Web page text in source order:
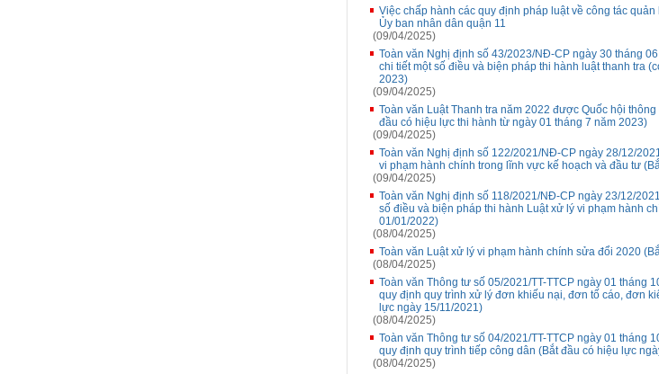
Việc chấp hành các quy định pháp luật về công tác
Ủy ban nhân dân quận 11
(09/04/2025)
Toàn văn Nghị định số 43/2023/NĐ-CP ngày 30 tháng
chi tiết một số điều và biện pháp thi hành luật thanh tra
2023)
(09/04/2025)
Toàn văn Luật Thanh tra năm 2022 được Quốc hội
đầu có hiệu lực thi hành từ ngày 01 tháng 7 năm 2023)
(09/04/2025)
Toàn văn Nghị định số 122/2021/NĐ-CP ngày 28/12/
vi phạm hành chính trong lĩnh vực kế hoạch và đầu tư
(09/04/2025)
Toàn văn Nghị định số 118/2021/NĐ-CP ngày 23/12/
số điều và biện pháp thi hành Luật xử lý vi phạm hành
01/01/2022)
(08/04/2025)
Toàn văn Luật xử lý vi phạm hành chính sửa đổi 2020
(08/04/2025)
Toàn văn Thông tư số 05/2021/TT-TTCP ngày 01 tháng
quy định quy trình xử lý đơn khiếu nại, đơn tố cáo, đơn
lực ngày 15/11/2021)
(08/04/2025)
Toàn văn Thông tư số 04/2021/TT-TTCP ngày 01 tháng
quy định quy trình tiếp công dân (Bắt đầu có hiệu lực
(08/04/2025)